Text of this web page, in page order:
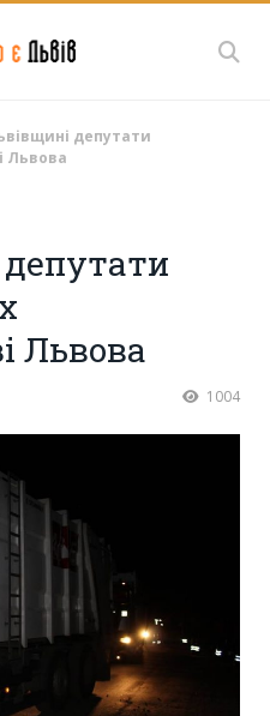
депутати
Львова
Львова
1004